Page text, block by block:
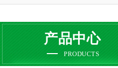
产品中心
PRODUCTS